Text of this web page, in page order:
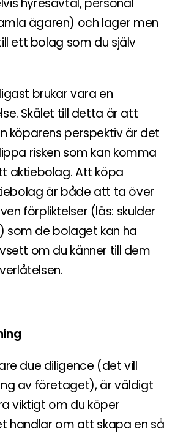
hyresavtal, personal
ägaren) och lager men
ett bolag som du själv
brukar vara en
Skälet till detta är att
köparens perspektiv är det
risken som kan komma
aktiebolag. Att köpa
är både att ta över
förpliktelser (läs: skulder
som de bolaget kan ha
om du känner till dem
due diligence (det vill
av företaget), är väldigt
viktigt om du köper
handlar om att skapa en så